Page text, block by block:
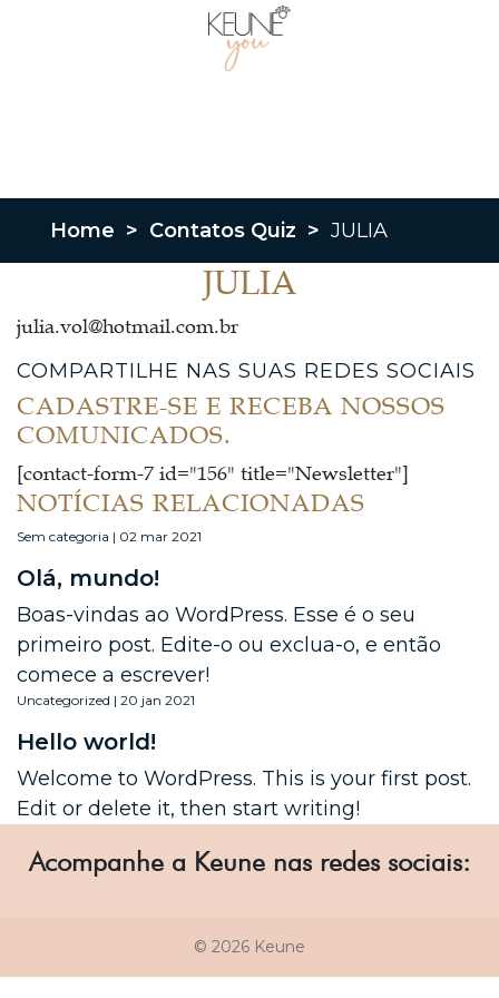
Home > Contatos Quiz > JULIA
JULIA
julia.vol@hotmail.com.br
COMPARTILHE NAS SUAS REDES SOCIAIS
CADASTRE-SE E RECEBA NOSSOS
COMUNICADOS.
[contact-form-7 id="156" title="Newsletter"]
NOTÍCIAS RELACIONADAS
Sem categoria | 02 mar 2021
Olá, mundo!
Boas-vindas ao WordPress. Esse é o seu
primeiro post. Edite-o ou exclua-o, e então
comece a escrever!
Uncategorized | 20 jan 2021
Hello world!
Welcome to WordPress. This is your first post.
Edit or delete it, then start writing!
Acompanhe a Keune nas redes sociais:
© 2026 Keune